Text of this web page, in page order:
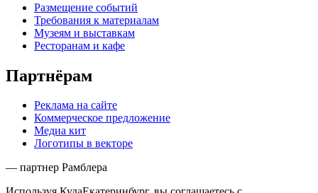
Размещение событий
Требования к материалам
Музеям и выставкам
Ресторанам и кафе
Партнёрам
Реклама на сайте
Коммерческое предложение
Медиа кит
Логотипы в векторе
— партнер Рамблера